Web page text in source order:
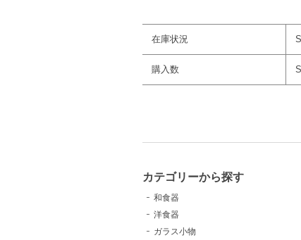
在庫状況
購入数
カテゴリーから探す
和食器
洋食器
ガラス小物